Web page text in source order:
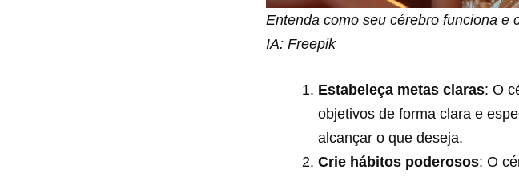
Entenda como seu cérebro funciona e
IA: Freepik
Estabeleça metas claras: O
objetivos de forma clara e
alcançar o que deseja.
Crie hábitos poderosos: O